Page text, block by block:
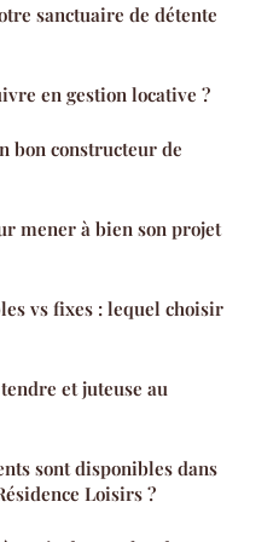
sanctuaire de détente
en gestion locative ?
bon constructeur de
mener à bien son projet
vs fixes : lequel choisir
et juteuse au
sont disponibles dans
Loisirs ?